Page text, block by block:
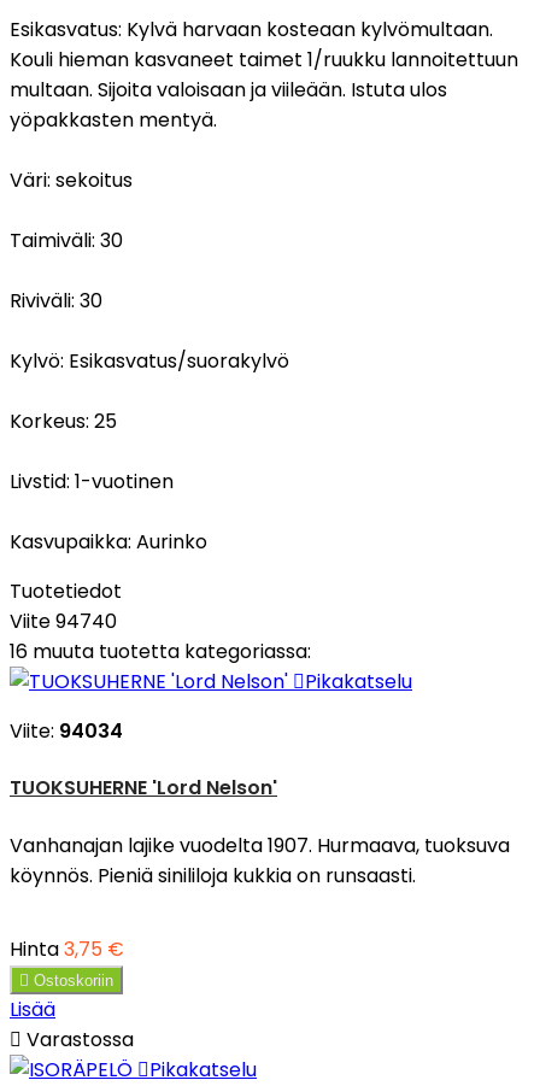
Esikasvatus: Kylvä harvaan kosteaan kylvömultaan.
Kouli hieman kasvaneet taimet 1/ruukku lannoitettuun
multaan. Sijoita valoisaan ja viileään. Istuta ulos
yöpakkasten mentyä.
Väri: sekoitus
Taimiväli: 30
Riviväli: 30
Kylvö: Esikasvatus/suorakylvö
Korkeus: 25
Livstid: 1-vuotinen
Kasvupaikka: Aurinko
Tuotetiedot
Viite94740
16 muuta tuotetta kategoriassa:
Pikakatselu
Viite: 94034
TUOKSUHERNE 'Lord Nelson'
Vanhanajan lajike vuodelta 1907. Hurmaava, tuoksuva
köynnös. Pieniä sinililoja kukkia on runsaasti.
Hinta3,75 €
 Ostoskoriin
Lisää
 Varastossa
Pikakatselu